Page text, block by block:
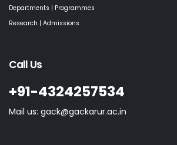
Departments | Programmes
Research | Admissions
Call Us
+91-4324257534
Mail us: gack@gackarur.ac.in